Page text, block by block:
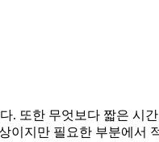
. 또한 무엇보다 짧은 시
이지만 필요한 부분에서